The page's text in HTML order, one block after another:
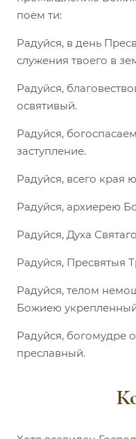
поем ти:
Радуйся, в день
служения твоего в
Радуйся,
освятивый.
Радуйся,
заступление.
Радуйся, всего края
Радуйся, архиерею
Радуйся, Духа
Радуйся, Пресвятыя
Радуйся, телом
Божиею
Радуйся, богомудре
преславный.